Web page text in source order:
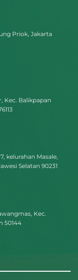
Priok, Jakarta
Kec. Balikpapan
kelurahan Masale,
Selatan 90231
Kec.
50144